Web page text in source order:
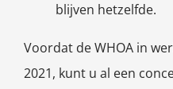
blijven hetzelfde.
Voordat de WHOA in
2021, kunt u al een